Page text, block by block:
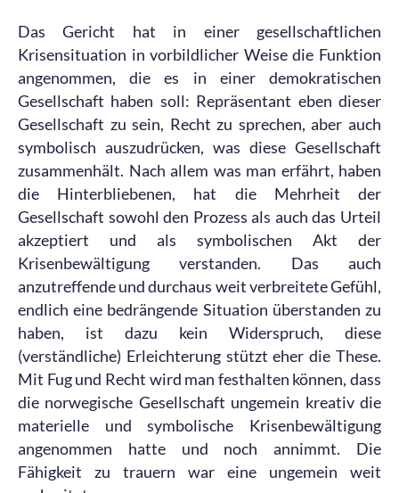
Das Gericht hat in einer gesellschaftlichen
Krisensituation in vorbildlicher Weise die Funktion
angenommen, die es in einer demokratischen
Gesellschaft haben soll: Repräsentant eben dieser
Gesellschaft zu sein, Recht zu sprechen, aber auch
symbolisch auszudrücken, was diese Gesellschaft
zusammenhält. Nach allem was man erfährt, haben
die Hinterbliebenen, hat die Mehrheit der
Gesellschaft sowohl den Prozess als auch das Urteil
akzeptiert und als symbolischen Akt der
Krisenbewältigung verstanden. Das auch
anzutreffende und durchaus weit verbreitete Gefühl,
endlich eine bedrängende Situation überstanden zu
haben, ist dazu kein Widerspruch, diese
(verständliche) Erleichterung stützt eher die These.
Mit Fug und Recht wird man festhalten können, dass
die norwegische Gesellschaft ungemein kreativ die
materielle und symbolische Krisenbewältigung
angenommen hatte und noch annimmt. Die
Fähigkeit zu trauern war eine ungemein weit